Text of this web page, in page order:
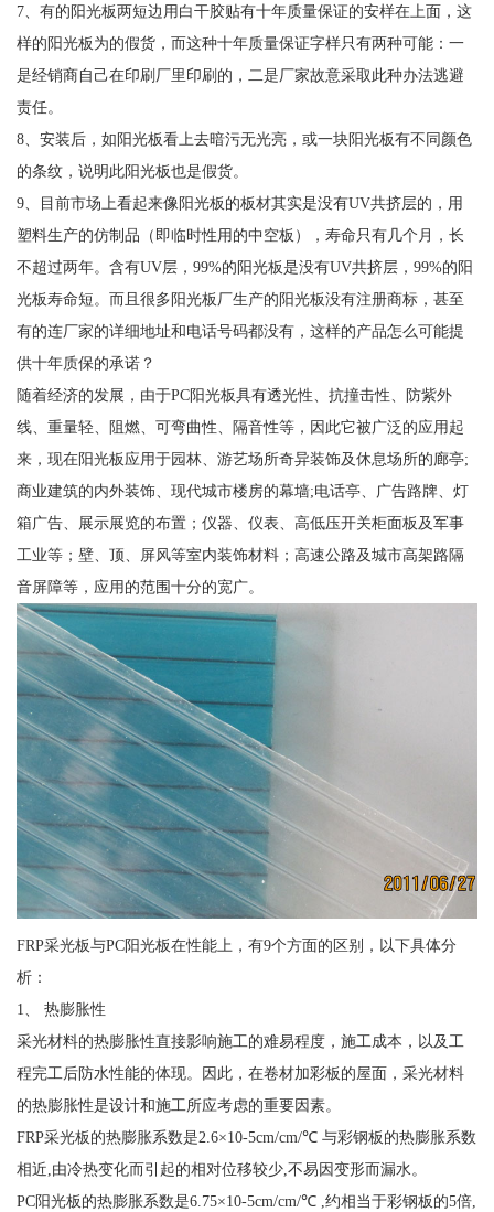
7、有的阳光板两短边用白干胶贴有十年质量保证的安样在上面，这
样的阳光板为的假货，而这种十年质量保证字样只有两种可能：一
是经销商自己在印刷厂里印刷的，二是厂家故意采取此种办法逃避
责任。
8、安装后，如阳光板看上去暗污无光亮，或一块阳光板有不同颜色
的条纹，说明此阳光板也是假货。
9、目前市场上看起来像阳光板的板材其实是没有UV共挤层的，用
塑料生产的仿制品（即临时性用的中空板），寿命只有几个月，长
不超过两年。含有UV层，99%的阳光板是没有UV共挤层，99%的阳
光板寿命短。而且很多阳光板厂生产的阳光板没有注册商标，甚至
有的连厂家的详细地址和电话号码都没有，这样的产品怎么可能提
供十年质保的承诺？
随着经济的发展，由于PC阳光板具有透光性、抗撞击性、防紫外
线、重量轻、阻燃、可弯曲性、隔音性等，因此它被广泛的应用起
来，现在阳光板应用于园林、游艺场所奇异装饰及休息场所的廊亭;
商业建筑的内外装饰、现代城市楼房的幕墙;电话亭、广告路牌、灯
箱广告、展示展览的布置；仪器、仪表、高低压开关柜面板及军事
工业等；壁、顶、屏风等室内装饰材料；高速公路及城市高架路隔
音屏障等，应用的范围十分的宽广。
FRP采光板与PC阳光板在性能上，有9个方面的区别，以下具体分
析：
1、 热膨胀性
采光材料的热膨胀性直接影响施工的难易程度，施工成本，以及工
程完工后防水性能的体现。因此，在卷材加彩板的屋面，采光材料
的热膨胀性是设计和施工所应考虑的重要因素。
FRP采光板的热膨胀系数是2.6×10-5cm/cm/℃ 与彩钢板的热膨胀系数
相近,由冷热变化而引起的相对位移较少,不易因变形而漏水。
PC阳光板的热膨胀系数是6.75×10-5cm/cm/℃ ,约相当于彩钢板的5倍,